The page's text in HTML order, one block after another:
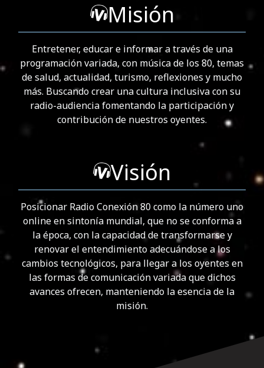
Misión
Entretener, educar e informar a través de una
programación variada, con música de los 80, temas
de salud, actualidad, turismo, reflexiones y mucho
más. Buscando crear una cultura inclusiva con su
radio-audiencia fomentando la participación y
contribución de nuestros oyentes.
Visión
Posicionar Radio Conexión 80 como la número uno
online en sintonía mundial, que no se conforma a
la época, con la capacidad de transformarse y
renovar el entendimiento adecuándose a los
cambios tecnológicos, para llegar a los oyentes en
las formas de comunicación variada que dichos
avances ofrecen, manteniendo la esencia de la
misión.